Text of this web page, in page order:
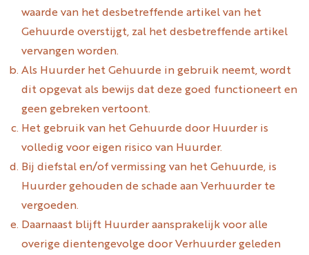
waarde van het desbetreffende artikel van het
Gehuurde overstijgt, zal het desbetreffende artikel
vervangen worden.
Als Huurder het Gehuurde in gebruik neemt, wordt
dit opgevat als bewijs dat deze goed functioneert en
geen gebreken vertoont.
Het gebruik van het Gehuurde door Huurder is
volledig voor eigen risico van Huurder.
Bij diefstal en/of vermissing van het Gehuurde, is
Huurder gehouden de schade aan Verhuurder te
vergoeden.
Daarnaast blijft Huurder aansprakelijk voor alle
overige dientengevolge door Verhuurder geleden